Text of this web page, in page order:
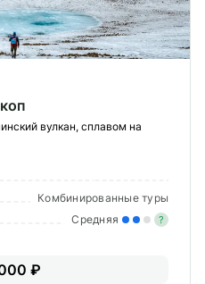
вулкан, сплавом на
Комбинированные туры
Средняя ?
₽